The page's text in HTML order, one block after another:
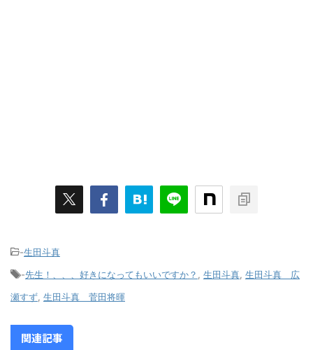
-生田斗真
-先生！、、、好きになってもいいですか？ 生田斗真 生田斗真 広
瀬すず 生田斗真 菅田将暉
関連記事